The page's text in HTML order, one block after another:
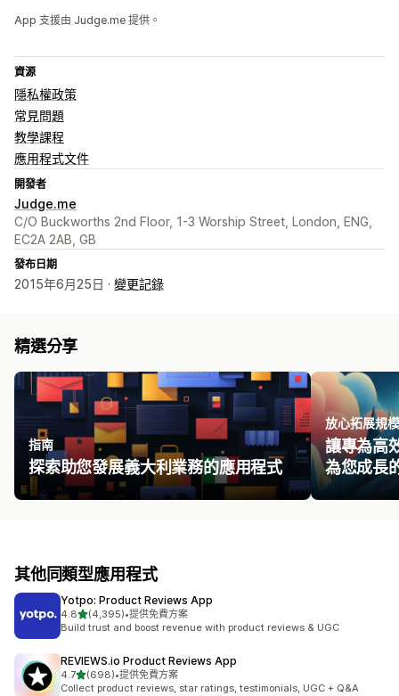
App 支援由 Judge.me 提供。
資源
隱私權政策
常見問題
教學課程
應用程式文件
開發者
Judge.me
C/O Buckworths 2nd Floor, 1-3 Worship Street, London, ENG,
EC2A 2AB, GB
發布日期
2015年6月25日 · 變更記錄
精選分享
指南
探索助您發展義大利業務的應用程式
放心拓展規模
讓專為高
為您成長
其他同類型應用程式
Yotpo: Product Reviews App
4.8滿分 5 顆星
(4,395)
共有 4395 則評價
•提供免費方案
Build trust and boost revenue with product reviews & UGC
REVIEWS.io Product Reviews App
4.7滿分 5 顆星
(698)
共有 698 則評價
•提供免費方案
Collect product reviews, star ratings, testimonials, UGC + Q&A